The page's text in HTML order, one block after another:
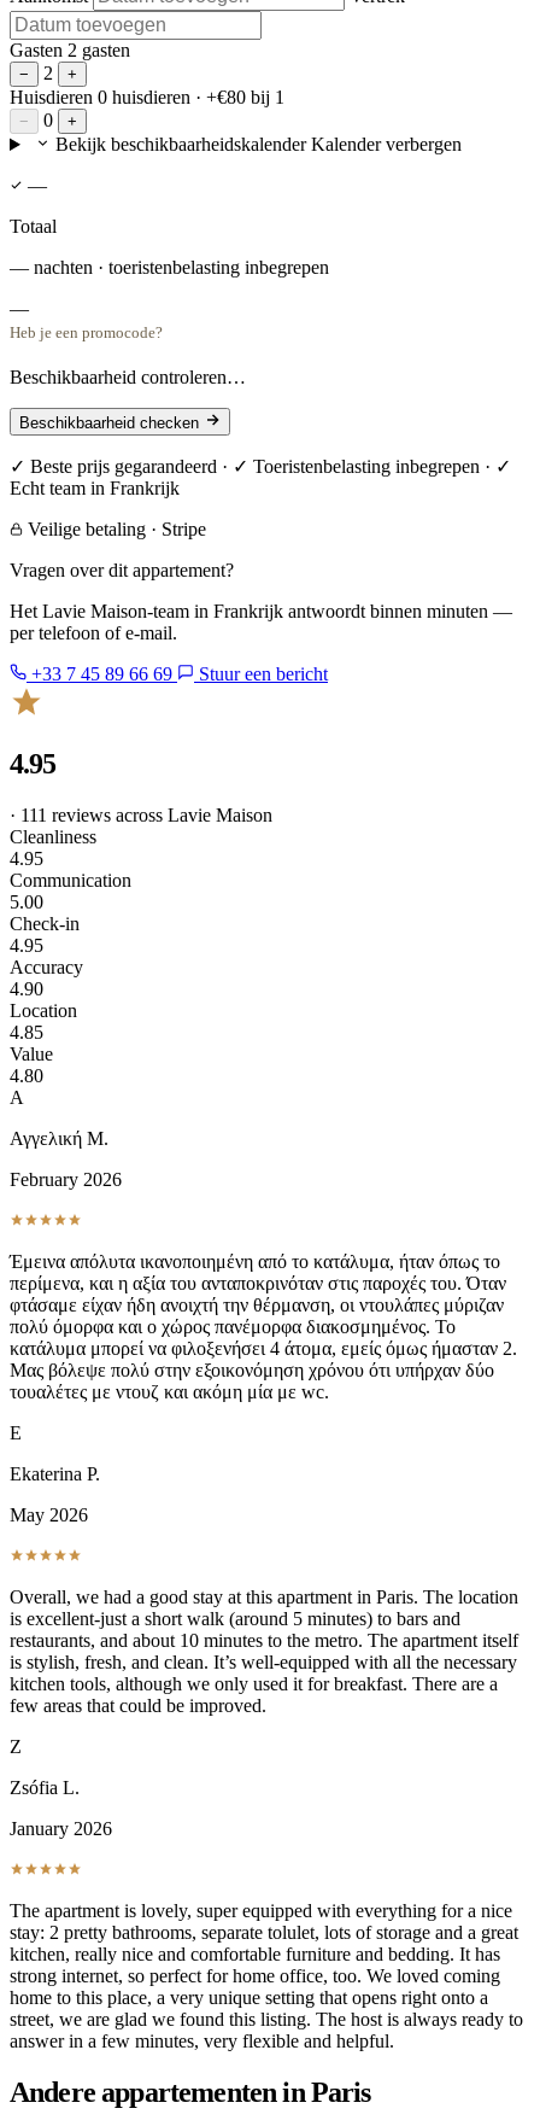
Gasten 2 gasten
− 2 +
Huisdieren 0 huisdieren · +€80 bij 1
− 0 +
Bekijk beschikbaarheidskalender Kalender verbergen
—
Totaal
— nachten · toeristenbelasting inbegrepen
—
Heb je een promocode?
Beschikbaarheid controleren…
Beschikbaarheid checken
✓ Beste prijs gegarandeerd · ✓ Toeristenbelasting inbegrepen · ✓
Echt team in Frankrijk
Veilige betaling · Stripe
Vragen over dit appartement?
Het Lavie Maison-team in Frankrijk antwoordt binnen minuten —
per telefoon of e-mail.
+33 7 45 89 66 69
Stuur een bericht
4.95
· 111 reviews across Lavie Maison
Cleanliness
4.95
Communication
5.00
Check-in
4.95
Accuracy
4.90
Location
4.85
Value
4.80
Α
Αγγελική Μ.
February 2026
Έμεινα απόλυτα ικανοποιημένη από το κατάλυμα, ήταν όπως το
περίμενα, και η αξία του ανταποκρινόταν στις παροχές του. Όταν
φτάσαμε είχαν ήδη ανοιχτή την θέρμανση, οι ντουλάπες μύριζαν
πολύ όμορφα και ο χώρος πανέμορφα διακοσμημένος. Το
κατάλυμα μπορεί να φιλοξενήσει 4 άτομα, εμείς όμως ήμασταν 2.
Μας βόλεψε πολύ στην εξοικονόμηση χρόνου ότι υπήρχαν δύο
τουαλέτες με ντουζ και ακόμη μία με wc.
E
Ekaterina P.
May 2026
Overall, we had a good stay at this apartment in Paris. The location
is excellent-just a short walk (around 5 minutes) to bars and
restaurants, and about 10 minutes to the metro. The apartment itself
is stylish, fresh, and clean. It’s well-equipped with all the necessary
kitchen tools, although we only used it for breakfast. There are a
few areas that could be improved.
Z
Zsófia L.
January 2026
The apartment is lovely, super equipped with everything for a nice
stay: 2 pretty bathrooms, separate tolulet, lots of storage and a great
kitchen, really nice and comfortable furniture and bedding. It has
strong internet, so perfect for home office, too. We loved coming
home to this place, a very unique setting that opens right onto a
street, we are glad we found this listing. The host is always ready to
answer in a few minutes, very flexible and helpful.
Andere appartementen in Paris